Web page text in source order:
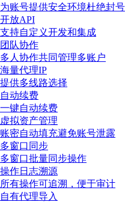
为账号提供安全环境杜绝封号
开放API
支持自定义开发和集成
团队协作
多人协作共同管理多账户
海量代理IP
提供多线路选择
自动续费
一键自动续费
虚拟资产管理
账密自动填充避免账号泄露
多窗口同步
多窗口批量同步操作
操作日志溯源
所有操作可追溯，便于审计
自有代理导入